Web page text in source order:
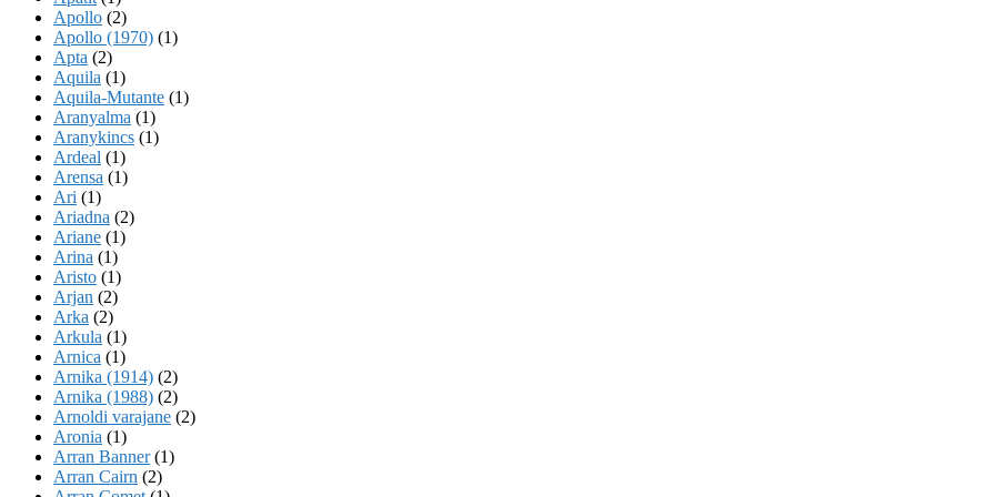
Apollo (2)
Apollo (1970) (1)
Apta (2)
Aquila (1)
Aquila-Mutante (1)
Aranyalma (1)
Aranykincs (1)
Ardeal (1)
Arensa (1)
Ari (1)
Ariadna (2)
Ariane (1)
Arina (1)
Aristo (1)
Arjan (2)
Arka (2)
Arkula (1)
Arnica (1)
Arnika (1914) (2)
Arnika (1988) (2)
Arnoldi varajane (2)
Aronia (1)
Arran Banner(1)
Arran Cairn (2)